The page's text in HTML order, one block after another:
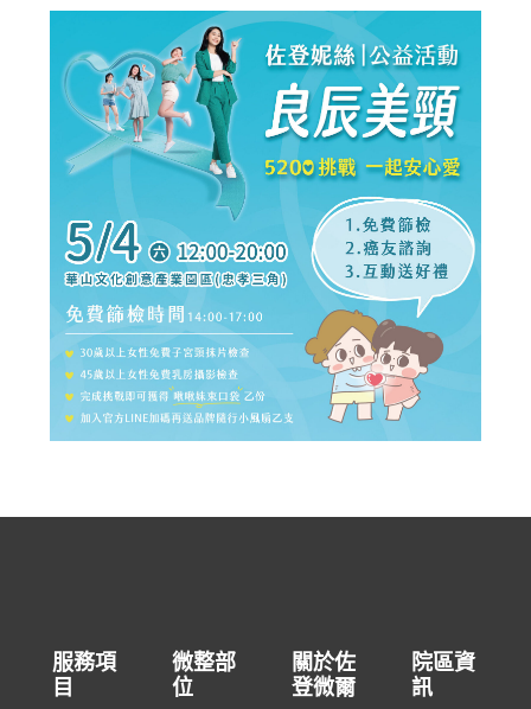
服務項
目
微整部
位
關於佐
登微爾
院區資
訊